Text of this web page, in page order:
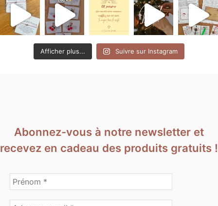
Afficher plus... Suivre sur Instagram
Abonnez-vous à notre newsletter et
recevez en cadeau des produits gratuits !